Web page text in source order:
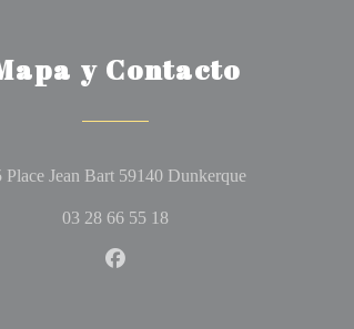
y Contacto
Place Jean Bart 59140 Dunkerque((abre en una
03 28 66 55 18
Facebook ((abre en una